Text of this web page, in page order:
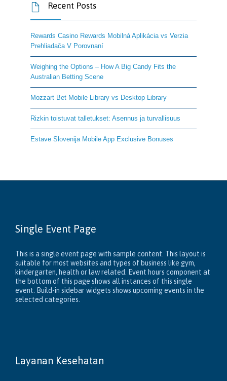
 Recent Posts
Rewards Casino Rewards Mobilná Aplikácia vs Verzia
Prehliadača V Porovnaní
Weighing the Options – How A Big Candy Fits the
Australian Betting Scene
Mozzart Bet Mobile Library vs Desktop Library
Rizkin toistuvat talletukset: Asennus ja turvallisuus
Estave Slovenija Mobile App Exclusive Bonuses
Single Event Page
This is a single event page with sample content. This layout is
suitable for most websites and types of business like gym,
kindergarten, health or law related. Event hours component at
the bottom of this page shows all instances of this single
event. Build-in sidebar widgets shows upcoming events in the
selected categories.
Layanan Kesehatan